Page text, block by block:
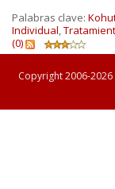
Palabras clave:
Individual,
(0)
Copyright 2006-2026